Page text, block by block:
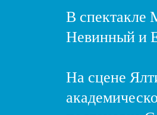
В спектакле
Невинный и
На сцене